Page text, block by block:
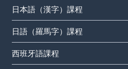
日本語（漢字）課程
日語（羅馬字）課程
西班牙語課程